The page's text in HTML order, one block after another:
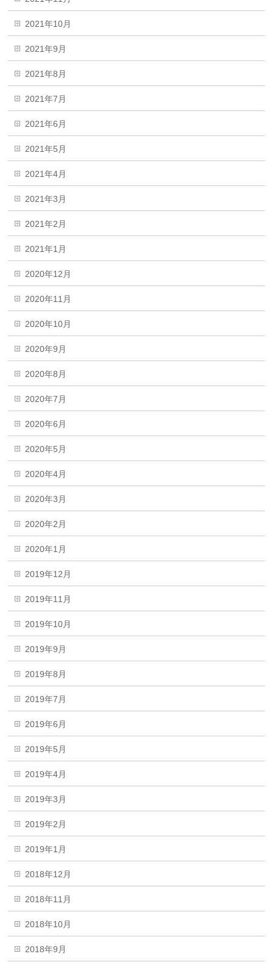
2021年10月
2021年9月
2021年8月
2021年7月
2021年6月
2021年5月
2021年4月
2021年3月
2021年2月
2021年1月
2020年12月
2020年11月
2020年10月
2020年9月
2020年8月
2020年7月
2020年6月
2020年5月
2020年4月
2020年3月
2020年2月
2020年1月
2019年12月
2019年11月
2019年10月
2019年9月
2019年8月
2019年7月
2019年6月
2019年5月
2019年4月
2019年3月
2019年2月
2019年1月
2018年12月
2018年11月
2018年10月
2018年9月